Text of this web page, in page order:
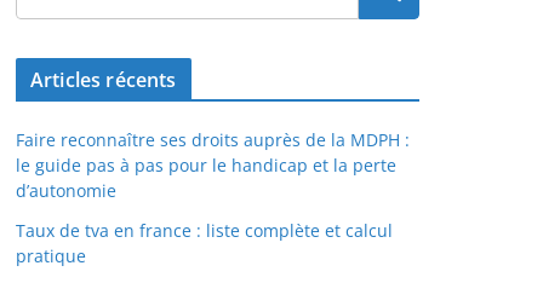
Articles récents
Faire reconnaître ses droits auprès de la MDPH :
le guide pas à pas pour le handicap et la perte
d’autonomie
Taux de tva en france : liste complète et calcul
pratique